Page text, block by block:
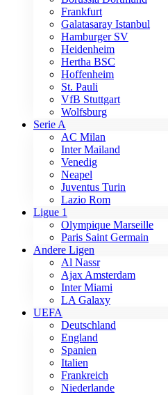
Frankfurt
Galatasaray Istanbul
Hamburger SV
Heidenheim
Hertha BSC
Hoffenheim
St. Pauli
VfB Stuttgart
Wolfsburg
Serie A
AC Milan
Inter Mailand
Venedig
Neapel
Juventus Turin
Lazio Rom
Ligue 1
Olympique Marseille
Paris Saint Germain
Andere Ligen
Al Nassr
Ajax Amsterdam
Inter Miami
LA Galaxy
UEFA
Deutschland
England
Spanien
Italien
Frankreich
Niederlande